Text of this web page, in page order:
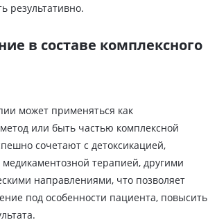
результативно.
в составе комплексного
может применяться как
или быть частью комплексной
сочетают с детоксикацией,
терапией, другими
направлениями, что позволяет
под особенности пациента, повысить